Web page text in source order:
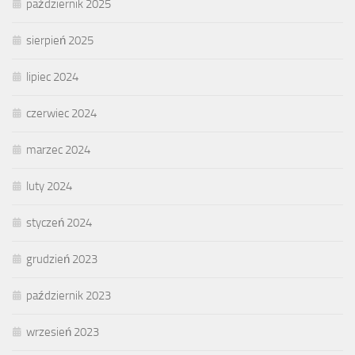
październik 2025
sierpień 2025
lipiec 2024
czerwiec 2024
marzec 2024
luty 2024
styczeń 2024
grudzień 2023
październik 2023
wrzesień 2023